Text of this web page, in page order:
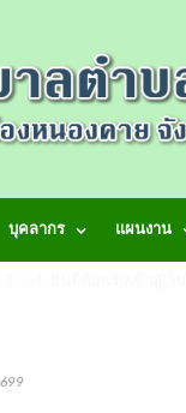
บุคลากร แผนงาน
699